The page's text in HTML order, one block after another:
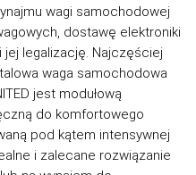
wagi samochodowej
dostawę elektroniki
jej legalizację. Najczęściej
waga samochodowa
jest modułową
do komfortowego
pod kątem intensywnej
i zalecane rozwiązanie